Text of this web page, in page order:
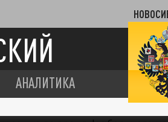
АНАЛИТИКА